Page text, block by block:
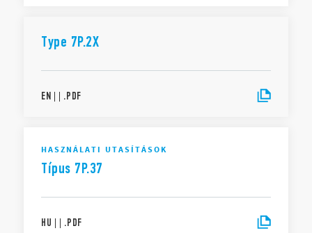
Type 7P.2X
EN | | .PDF
HASZNÁLATI UTASÍTÁSOK
Típus 7P.37
HU | | .PDF